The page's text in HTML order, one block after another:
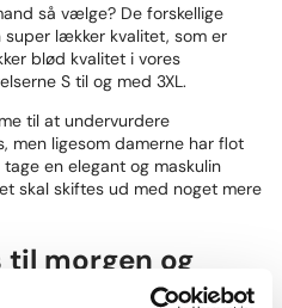
så vælge? De forskellige
lækker kvalitet, som er
blød kvalitet i vores
S til og med 3XL.
til at undervurdere
men ligesom damerne har flot
en elegant og maskulin
skal skiftes ud med noget mere
til morgen og